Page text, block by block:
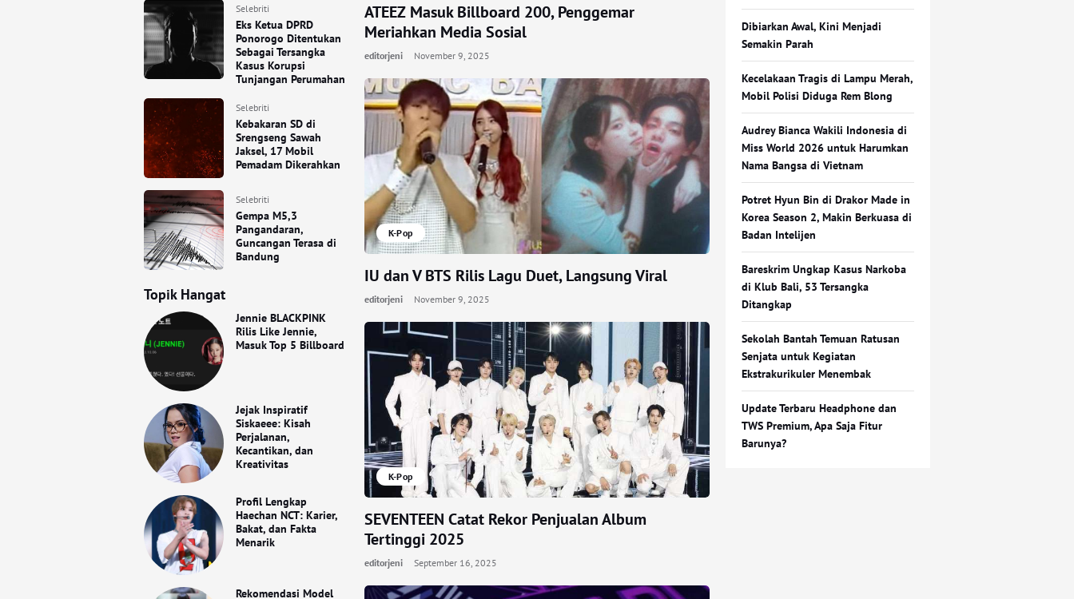
Selebriti
Eks Ketua DPRD
Ponorogo Ditentukan
Sebagai Tersangka
Kasus Korupsi
Tunjangan Perumahan
Selebriti
Kebakaran SD di
Srengseng Sawah
Jaksel, 17 Mobil
Pemadam Dikerahkan
Selebriti
Gempa M5,3
Pangandaran,
Guncangan Terasa di
Bandung
Topik Hangat
Jennie BLACKPINK
Rilis Like Jennie,
Masuk Top 5 Billboard
Jejak Inspiratif
Siskaeee: Kisah
Perjalanan,
Kecantikan, dan
Kreativitas
Profil Lengkap
Haechan NCT: Karier,
Bakat, dan Fakta
Menarik
Rekomendasi Model
ATEEZ Masuk Billboard 200, Penggemar
Meriahkan Media Sosial
editorjeni November 9, 2025
K-Pop
IU dan V BTS Rilis Lagu Duet, Langsung Viral
editorjeni November 9, 2025
K-Pop
SEVENTEEN Catat Rekor Penjualan Album
Tertinggi 2025
editorjeni September 16, 2025
Dibiarkan Awal, Kini Menjadi
Semakin Parah
Kecelakaan Tragis di Lampu Merah,
Mobil Polisi Diduga Rem Blong
Audrey Bianca Wakili Indonesia di
Miss World 2026 untuk Harumkan
Nama Bangsa di Vietnam
Potret Hyun Bin di Drakor Made in
Korea Season 2, Makin Berkuasa di
Badan Intelijen
Bareskrim Ungkap Kasus Narkoba
di Klub Bali, 53 Tersangka
Ditangkap
Sekolah Bantah Temuan Ratusan
Senjata untuk Kegiatan
Ekstrakurikuler Menembak
Update Terbaru Headphone dan
TWS Premium, Apa Saja Fitur
Barunya?